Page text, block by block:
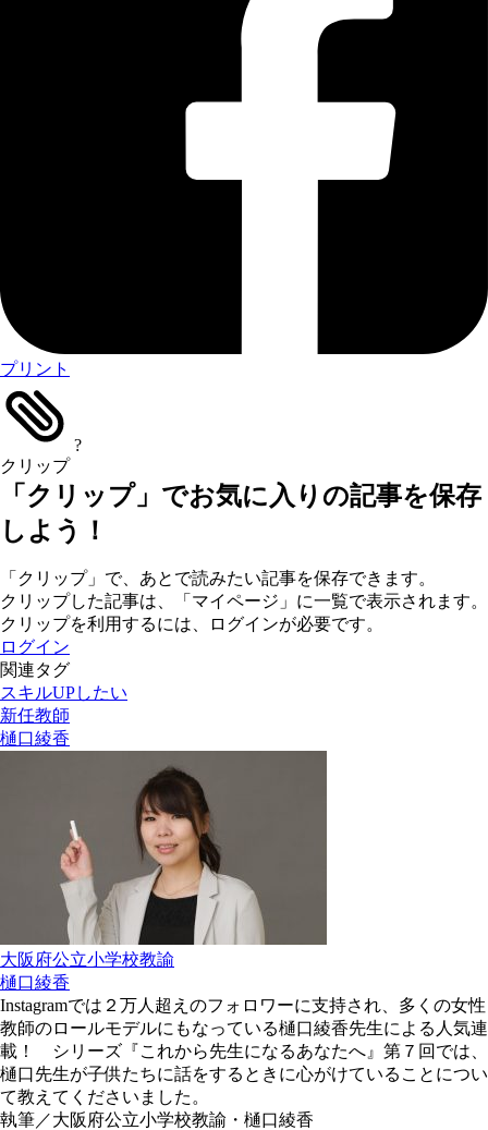
プリント
クリップ
?
「クリップ」でお気に入りの記事を保存
しよう！
「クリップ」で、あとで読みたい記事を保存できます。
クリップした記事は、「マイページ」に一覧で表示されます。
クリップを利用するには、ログインが必要です。
ログイン
関連タグ
スキルUPしたい
新任教師
樋口綾香
大阪府公立小学校教諭
樋口綾香
Instagramでは２万人超えのフォロワーに支持され、多くの女性
教師のロールモデルにもなっている樋口綾香先生による人気連
載！ シリーズ『これから先生になるあなたへ』第７回では、
樋口先生が子供たちに話をするときに心がけていることについ
て教えてくださいました。
執筆／大阪府公立小学校教諭・樋口綾香